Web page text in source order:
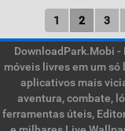
1 2 3
DownloadPark.Mobi
móveis livres em um
aplicativos mais
aventura, combate,
ferramentas úteis,